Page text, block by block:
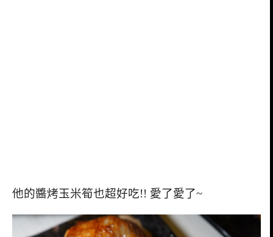
他的醬烤玉米筍也超好吃!! 愛了愛了~